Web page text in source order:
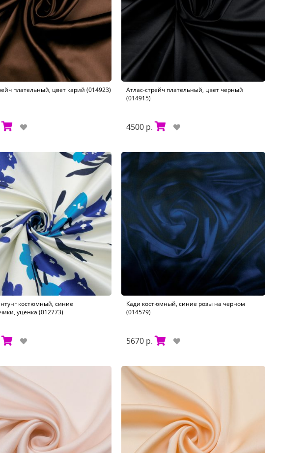
плательный, цвет карий (014923)
Атлас-стрейч плательный, цвет черный
(014915)
4500 р.
костюмный, синие
уценка (012773)
Кади костюмный, синие розы на черном
(014579)
5670 р.